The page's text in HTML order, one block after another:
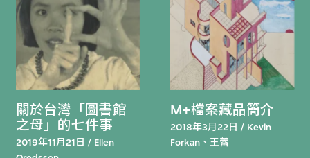
關於台灣「圖書館
之母」的七件事
2019年11月21日 / Ellen
M+檔案藏品簡介
2018年3月22日 / Kevin
Forkan、王蕾